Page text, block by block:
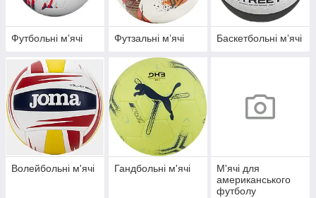
Футбольні мʼячі Футзальні мʼячі Баскетбольні мʼячі
Волейбольні м'ячі Гандбольні м'ячі
М'ячі для
американського
футболу